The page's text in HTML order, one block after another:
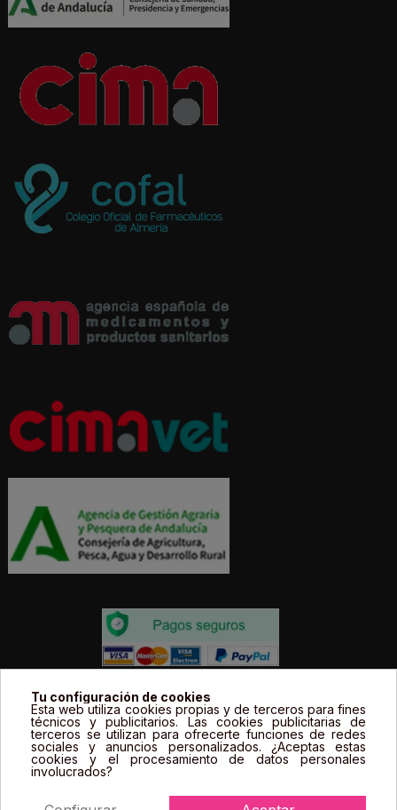
Todos los precios estás expresados en Euros e
incluyen el IVA. | Todas las marcas, logotipos y fotos de
productos son propiedad legal de sus propietarios y
sólo se muestran a título informativo.
Tu configuración de cookies
Esta web utiliza cookies propias y de terceros para fines
técnicos y publicitarios. Las cookies publicitarias de
terceros se utilizan para ofrecerte funciones de redes
sociales y anuncios personalizados. ¿Aceptas estas
cookies y el procesamiento de datos personales
involucrados?